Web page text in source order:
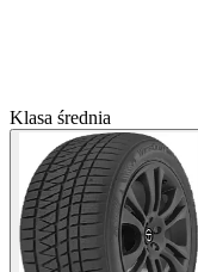
Klasa średnia